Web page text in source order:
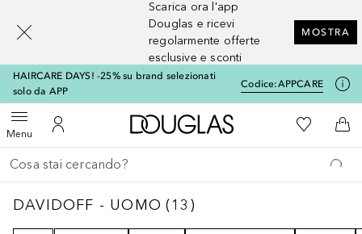
Scarica ora l'app
Douglas e ricevi
regolarmente offerte
esclusive e sconti
MOSTRA
HAIRCARE DAYS! -25% su brand selezionati
solo da APP
Codice:APPCARE
MenuApri menuAl Mio Account
A Douglas HomeAlla Mia
Al
Torna indietro
Esegui ricerca
DAVIDOFF - UOMO 13
DAVIDOFF - UOMO (13 )
[navigation.slideout.screenreader]